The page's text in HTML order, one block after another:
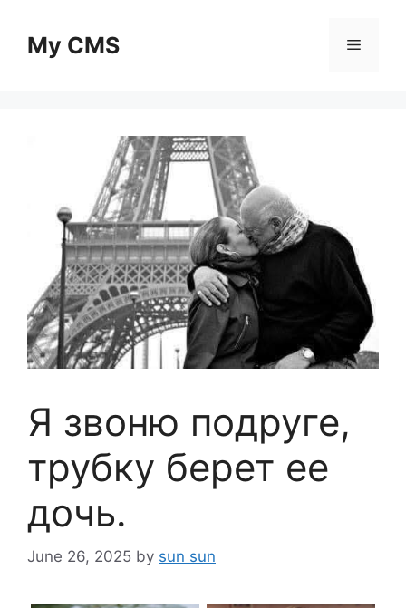
contentMy CMS Menu
Я звоню подруге,
трубку берет ее
дочь.
June 26, 2025 by sun sun